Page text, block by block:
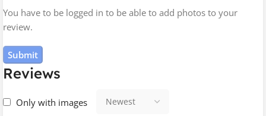
produtos.
Página de formas de pagamento: É a página onde os
clientes podem encontrar informações sobre as
formas de pagamento aceitas pela loja.
Página de entrega: É a página onde os clientes podem
oferecidas pela loja.
Reviews
Only with images
You have to be logged in to be able to add photos to your
review.